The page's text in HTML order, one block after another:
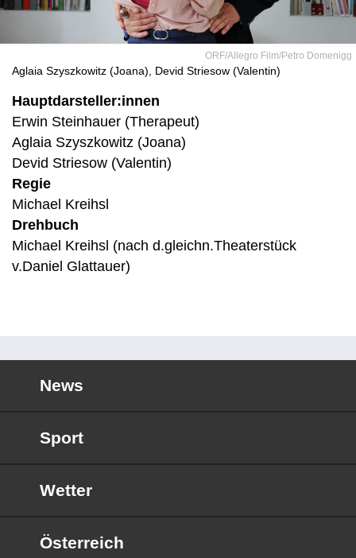
ORF/Allegro Film/Petro Domenigg
Aglaia Szyszkowitz (Joana), Devid Striesow (Valentin)
Hauptdarsteller:innen
Erwin Steinhauer (Therapeut)
Aglaia Szyszkowitz (Joana)
Devid Striesow (Valentin)
Regie
Michael Kreihsl
Drehbuch
Michael Kreihsl (nach d.gleichn.Theaterstück
v.Daniel Glattauer)
News
Sport
Wetter
Österreich